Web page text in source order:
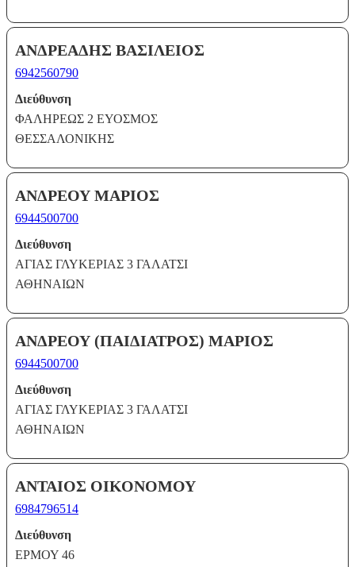
ΑΝΔΡΕΑΔΗΣ ΒΑΣΙΛΕΙΟΣ
6942560790
Διεύθυνση
ΦΑΛΗΡΕΩΣ 2 ΕΥΟΣΜΟΣ
ΘΕΣΣΑΛΟΝΙΚΗΣ
ΑΝΔΡΕΟΥ ΜΑΡΙΟΣ
6944500700
Διεύθυνση
ΑΓΙΑΣ ΓΛΥΚΕΡΙΑΣ 3 ΓΑΛΑΤΣΙ
ΑΘΗΝΑΙΩΝ
ΑΝΔΡΕΟΥ (ΠΑΙΔΙΑΤΡΟΣ) ΜΑΡΙΟΣ
6944500700
Διεύθυνση
ΑΓΙΑΣ ΓΛΥΚΕΡΙΑΣ 3 ΓΑΛΑΤΣΙ
ΑΘΗΝΑΙΩΝ
ΑΝΤΑΙΟΣ ΟΙΚΟΝΟΜΟΥ
6984796514
Διεύθυνση
ΕΡΜΟΥ 46